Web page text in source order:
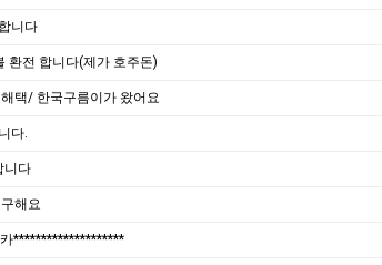
니다
환전 합니다(제가 호주돈)
택/ 한국구름이가 왔어요
다.
니다
해요
********************